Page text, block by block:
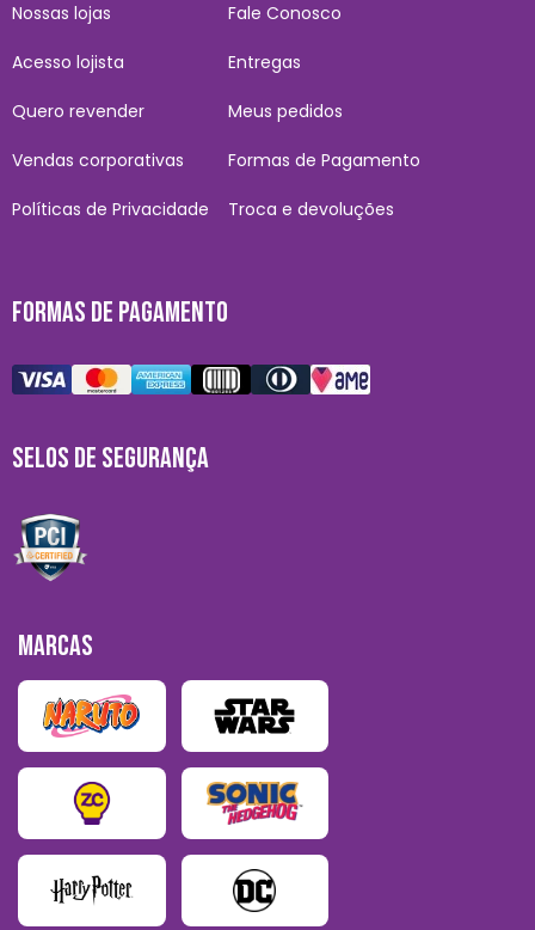
Nossas lojas
Acesso lojista
Quero revender
Vendas corporativas
Políticas de Privacidade
Fale Conosco
Entregas
Meus pedidos
Formas de Pagamento
Troca e devoluções
FORMAS DE PAGAMENTO
SELOS DE SEGURANÇA
MARCAS